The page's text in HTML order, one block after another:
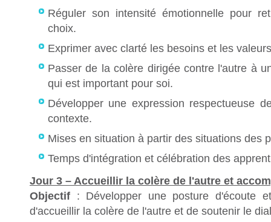
Réguler son intensité émotionnelle pour
choix.
Exprimer avec clarté les besoins et les
Passer de la colère dirigée contre l'autre à
qui est important pour soi.
Développer une expression respectueuse
contexte.
Mises en situation à partir des situations des
Temps d'intégration et célébration des
Jour 3 – Accueillir la colère de l'autre et
Objectif : Développer une posture d'écoute
d'accueillir la colère de l'autre et de soutenir le